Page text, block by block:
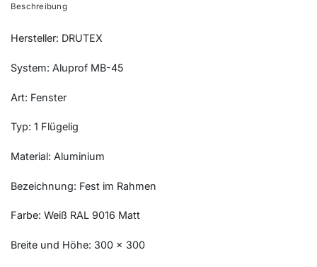
Beschreibung
Hersteller: DRUTEX
System: Aluprof MB-45
Art: Fenster
Typ: 1 Flügelig
Material: Aluminium
Bezeichnung: Fest im Rahmen
Farbe: Weiß RAL 9016 Matt
Breite und Höhe: 300 x 300